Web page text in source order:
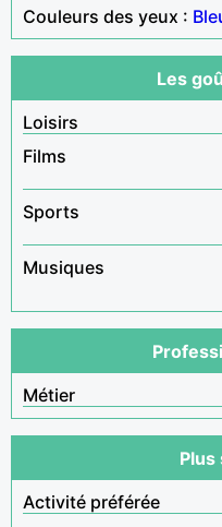
Couleurs des yeux :
Les
Loisirs
Films
Sports
Musiques
Métier
Plus
Activité préférée